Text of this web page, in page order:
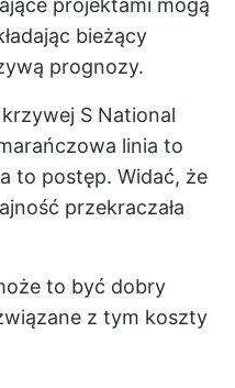
projektami mogą
bieżący
prognozy.
S National
linia to
to postęp. Widać, że
przekraczała
to być dobry
z tym koszty